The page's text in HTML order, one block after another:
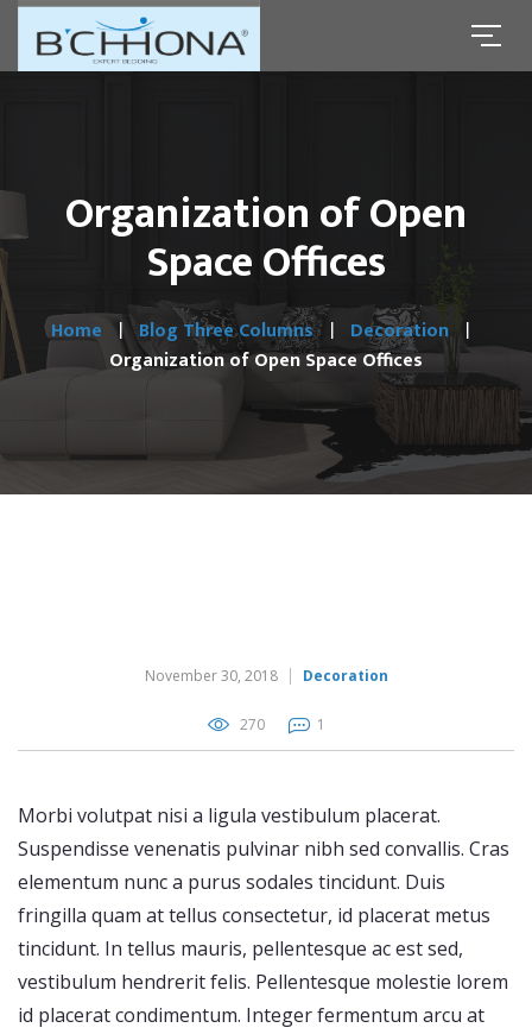
Organization of Open
Space Offices
Home Blog Three Columns
Decoration
Organization of Open Space Offices
November 30, 2018 Decoration
270 1
Morbi volutpat nisi a ligula vestibulum placerat.
Suspendisse venenatis pulvinar nibh sed convallis. Cras
elementum nunc a purus sodales tincidunt. Duis
fringilla quam at tellus consectetur, id placerat metus
tincidunt. In tellus mauris, pellentesque ac est sed,
vestibulum hendrerit felis. Pellentesque molestie lorem
id placerat condimentum. Integer fermentum arcu at